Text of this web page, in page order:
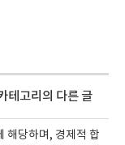
테고리의 다른 글
해당하며, 경제적 합